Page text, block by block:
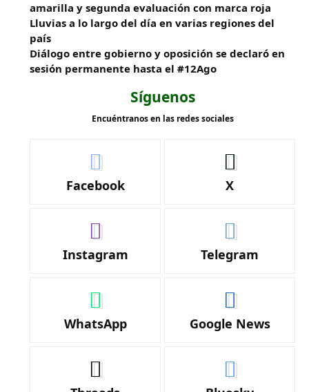
amarilla y segunda evaluación con marca roja
Lluvias a lo largo del día en varias regiones del
país
Diálogo entre gobierno y oposición se declaró en
sesión permanente hasta el #12Ago
Síguenos
Encuéntranos en las redes sociales
Facebook X
Instagram Telegram
WhatsApp Google News